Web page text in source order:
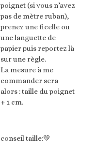
poignet (si vous n’avez
pas de mètre ruban),
prenez une ficelle ou
une languette de
papier puis reportez là
sur une règle.
La mesure à me
commander sera
alors : taille du poignet
+ 1 cm.
conseil taille:💚